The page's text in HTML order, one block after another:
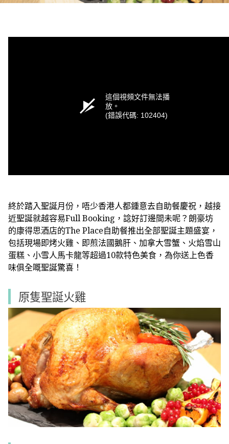
這個視頻文件無法播
放。
(錯誤代碼: 102404)
終於踏入聖誕月份，唔少香港人都鍾意去自助餐慶祝，越接
近聖誕就越容易Full Booking，諗好訂邊間未呢？朗豪坊
的康得思酒店的The Place自助餐推出全部聖誕主題盛宴，
包括現場即烤火雞、即煎法國鵝肝、加拿大雪蟹、火焰雪山
蛋糕、小雪人馬卡龍等超過10款特色美食，為你送上色香
味俱全嘅聖誕驚喜！
原隻聖誕火雞